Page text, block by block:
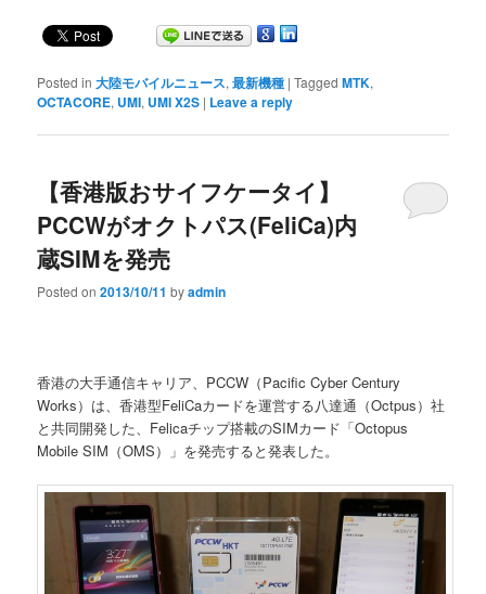
Posted in 大陸モバイルニュース,最新機種 |Tagged MTK,
OCTACORE, UMI, UMI X2S | Leave a reply
【香港版おサイフケータイ】
PCCWがオクトパス(FeliCa)内
蔵SIMを発売
Posted on2013/10/11 byadmin
香港の大手通信キャリア、PCCW（Pacific Cyber Century
Works）は、香港型FeliCaカードを運営する八達通（Octpus）社
と共同開発した、Felicaチップ搭載のSIMカード「Octopus
Mobile SIM（OMS）」を発売すると発表した。